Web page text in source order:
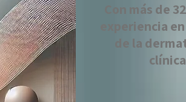
Con más de
experiencia
de la